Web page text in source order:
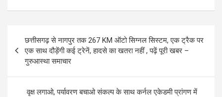
ce
b
o
o
k
st
o
d
o
n
ail ar
e
navigation
छत्तीसगढ़ से नागपुर तक 267 KM ऑटो सिग्नल सिस्टम, एक ट्रैक पर
एक साथ दौड़ेंगी कई ट्रेनें, हादसे का खतरा नहीं , पढ़ें पूरी खबर –
गुरुआस्था समाचार
वृक्ष लगाओ, पर्यावरण बचाओ संकल्प के साथ कर्नल एकेडमी प्रांगण में